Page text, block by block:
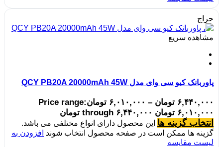
حراج
مشاهده سریع
پاوربانک کیو سی وای مدل QCY PB20A 20000mAh 45W
۶,۴۴۰,۰۰۰ تومان – ۶,۰۱۰,۰۰۰ تومانPrice range:
۶,۰۱۰,۰۰۰ تومان through ۶,۴۴۰,۰۰۰ تومان
انتخاب گزینه ها این محصول دارای انواع مختلفی می باشد.
گزینه ها ممکن است در صفحه محصول انتخاب شوند افزودن به
لیست مقایسه